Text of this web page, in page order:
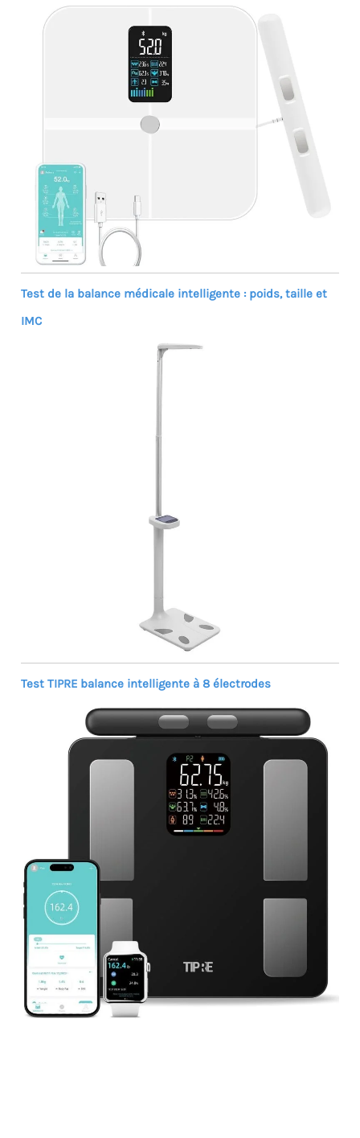
Test de la balance médicale intelligente : poids, taille et
IMC
Test TIPRE balance intelligente à 8 électrodes